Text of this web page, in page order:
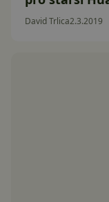
David Trlica2.3.2019